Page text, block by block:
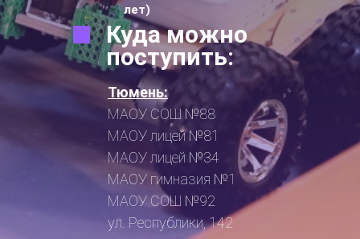
лет)
Тюмень:
МАОУ СОШ №88
МАОУ лицей №81
МАОУ лицей №34
МАОУ гимназия №1
МАОУ СОШ №92
ул. Республики, 142
Куда можно
поступить: